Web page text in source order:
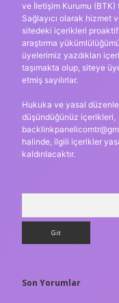
ve İletişim Kurumu (BTK)
Sağlayıcı olarak hizmet
sitedeki içerikleri
araştırma
üyelerimiz yazdıkları
taşımakta olup, siteye
etmiş sayılırlar.
Hukuka ve yasal
düşündüğünüz içerikleri,
halinde, ilgili içerikler
kaldırılacaktır.
Son Yorumlar